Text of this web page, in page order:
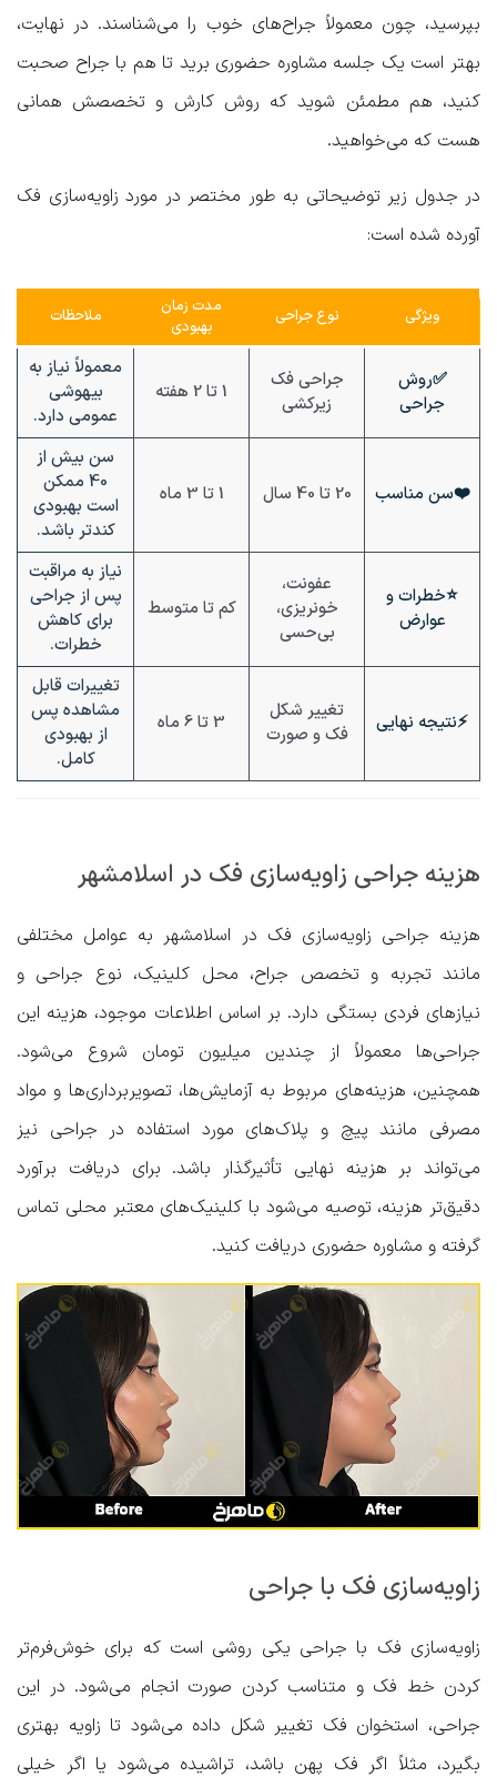
بپرسید، چون معمولاً جراح‌های خوب را می‌شناسند. در نهایت،
بهتر است یک جلسه مشاوره حضوری برید تا هم با جراح صحبت
کنید، هم مطمئن شوید که روش کارش و تخصصش همانی
هست که می‌خواهید.
در جدول زیر توضیحاتی به طور مختصر در مورد زاویه‌سازی فک
آورده شده است:
ویژگی نوع جراحی
مدت زمان
بهبودی
ملاحظات
✅روش
جراحی
جراحی فک
زیرکشی
1 تا 2 هفته
معمولاً نیاز به
بیهوشی
عمومی دارد.
❤️سن مناسب 20 تا 40 سال 1 تا 3 ماه
سن بیش از
40 ممکن
است بهبودی
کندتر باشد.
⭐خطرات و
عوارض
عفونت،
خونریزی،
بی‌حسی
کم تا متوسط
نیاز به مراقبت
پس از جراحی
برای کاهش
خطرات.
⚡نتیجه نهایی
تغییر شکل
فک و صورت
3 تا 6 ماه
تغییرات قابل
مشاهده پس
از بهبودی
کامل.
هزینه جراحی زاویه‌سازی فک در اسلامشهر
هزینه جراحی زاویه‌سازی فک در اسلامشهر به عوامل مختلفی
مانند تجربه و تخصص جراح، محل کلینیک، نوع جراحی و
نیازهای فردی بستگی دارد. بر اساس اطلاعات موجود، هزینه این
جراحی‌ها معمولاً از چندین میلیون تومان شروع می‌شود.
همچنین، هزینه‌های مربوط به آزمایش‌ها، تصویربرداری‌ها و مواد
مصرفی مانند پیچ و پلاک‌های مورد استفاده در جراحی نیز
می‌تواند بر هزینه نهایی تأثیرگذار باشد. برای دریافت برآورد
دقیق‌تر هزینه، توصیه می‌شود با کلینیک‌های معتبر محلی تماس
گرفته و مشاوره حضوری دریافت کنید.
زاویه‌سازی فک با جراحی
زاویه‌سازی فک با جراحی یکی روشی است که برای خوش‌فرم‌تر
کردن خط فک و متناسب کردن صورت انجام می‌شود. در این
جراحی، استخوان فک تغییر شکل داده می‌شود تا زاویه بهتری
بگیرد، مثلاً اگر فک پهن باشد، تراشیده می‌شود یا اگر خیلی